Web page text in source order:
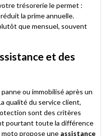
trésorerie le permet :
la prime annuelle.
que mensuel, souvent
et des
ou immobilisé après un
qualité du service client,
sont des critères
pourtant toute la différence
propose une assistance